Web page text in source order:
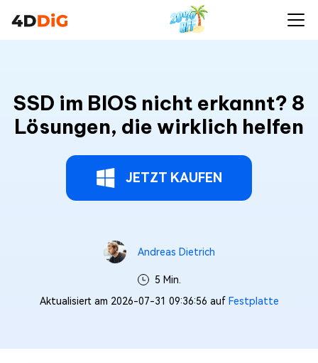
SSD im BIOS nicht erkannt? 8
Lösungen, die wirklich helfen
JETZT KAUFEN
Andreas Dietrich
5 Min.
Aktualisiert am 2026-07-31 09:36:56 auf Festplatte